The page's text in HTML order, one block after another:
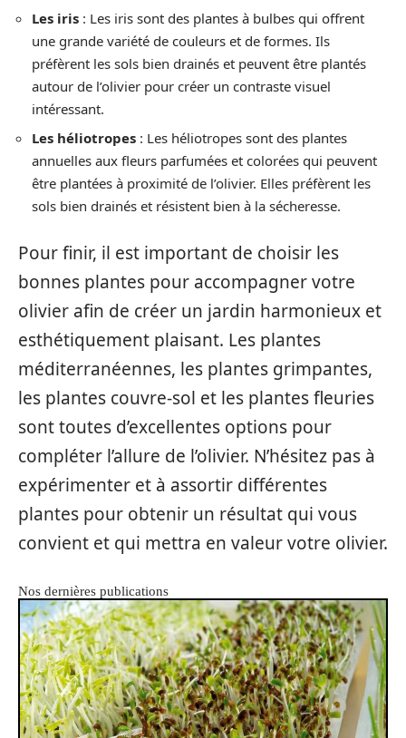
Les iris : Les iris sont des plantes à bulbes qui offrent
une grande variété de couleurs et de formes. Ils
préfèrent les sols bien drainés et peuvent être plantés
autour de l’olivier pour créer un contraste visuel
intéressant.
Les héliotropes : Les héliotropes sont des plantes
annuelles aux fleurs parfumées et colorées qui peuvent
être plantées à proximité de l’olivier. Elles préfèrent les
sols bien drainés et résistent bien à la sécheresse.
Pour finir, il est important de choisir les
bonnes plantes pour accompagner votre
olivier afin de créer un jardin harmonieux et
esthétiquement plaisant. Les plantes
méditerranéennes, les plantes grimpantes,
les plantes couvre-sol et les plantes fleuries
sont toutes d’excellentes options pour
compléter l’allure de l’olivier. N’hésitez pas à
expérimenter et à assortir différentes
plantes pour obtenir un résultat qui vous
convient et qui mettra en valeur votre olivier.
Nos dernières publications